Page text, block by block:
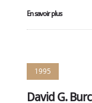
En savoir plus
1995
David G.